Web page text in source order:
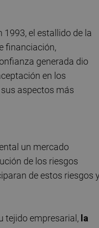
el estallido de la
financiación,
generada dio
en los
aspectos más
un mercado
de los riesgos
de estos riesgos
tejido empresarial, la